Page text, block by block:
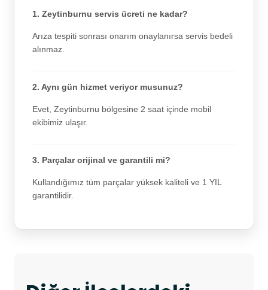
1. Zeytinburnu servis ücreti ne kadar?
Arıza tespiti sonrası onarım onaylanırsa servis bedeli
alınmaz.
2. Aynı gün hizmet veriyor musunuz?
Evet, Zeytinburnu bölgesine 2 saat içinde mobil
ekibimiz ulaşır.
3. Parçalar orijinal ve garantili mi?
Kullandığımız tüm parçalar yüksek kaliteli ve 1 YIL
garantilidir.